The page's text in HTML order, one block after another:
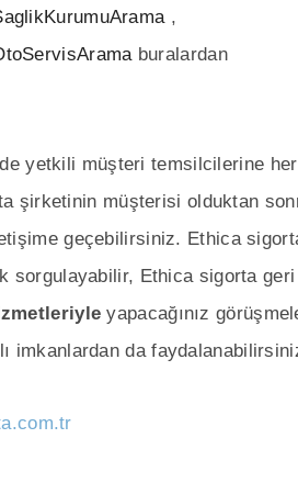
,
buralardan
yetkili müşteri temsilcilerine her
şirketinin müşterisi olduktan
geçebilirsiniz. Ethica
sorgulayabilir, Ethica sigorta geri
yapacağınız
imkanlardan da